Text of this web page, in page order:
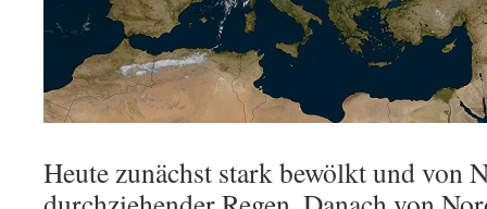
Heute zunächst stark bewölkt und von